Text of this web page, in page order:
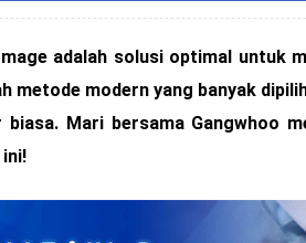
adalah solusi optimal untuk
metode modern yang banyak
biasa. Mari bersama Gangwhoo